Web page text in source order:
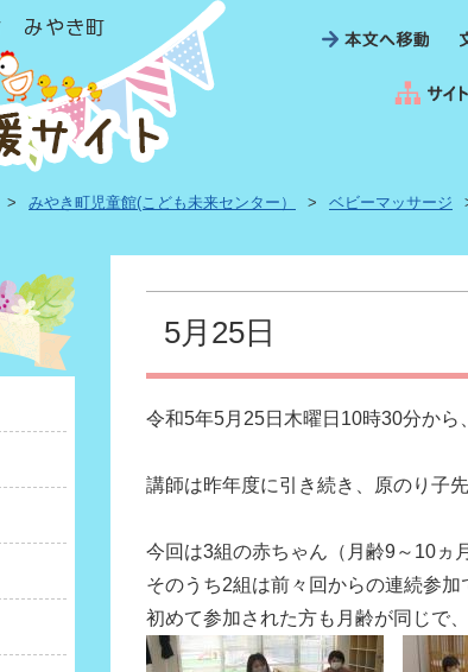
> みやき町児童館(こども未来センター） > ベビーマッサージ
5月25日
令和5年5月25日木曜日10時30分から
講師は昨年度に引き続き、原のり子先
今回は3組の赤ちゃん（月齢9～10ヵ
そのうち2組は前々回からの連続参加
初めて参加された方も月齢が同じ